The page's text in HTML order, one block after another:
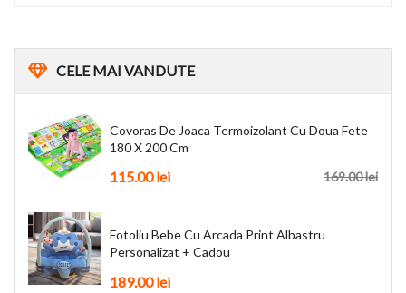
CELEMAI VANDUTE
Covoras De Joaca Termoizolant Cu Doua Fete
180 X 200 Cm
169.00 lei
115.00 lei
Fotoliu Bebe Cu Arcada Print Albastru
Personalizat + Cadou
189.00 lei